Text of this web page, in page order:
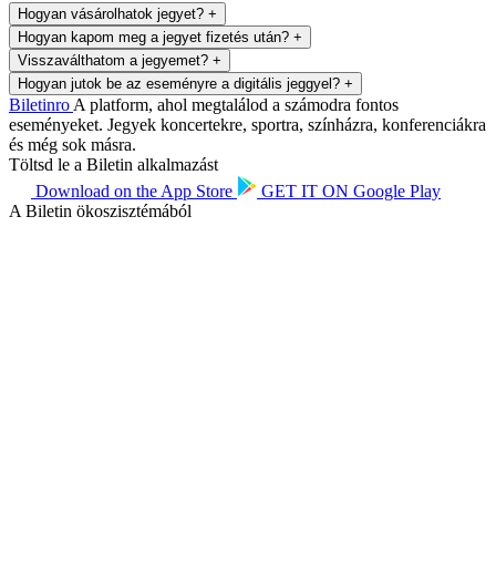
Hogyan vásárolhatok jegyet? +
Hogyan kapom meg a jegyet fizetés után? +
Visszaválthatom a jegyemet? +
Hogyan jutok be az eseményre a digitális jeggyel? +
Biletinro A platform, ahol megtalálod a számodra fontos
eseményeket. Jegyek koncertekre, sportra, színházra, konferenciákra
és még sok másra.
Töltsd le a Biletin alkalmazást
Download on the App Store GET IT ON Google Play
A Biletin ökoszisztémából